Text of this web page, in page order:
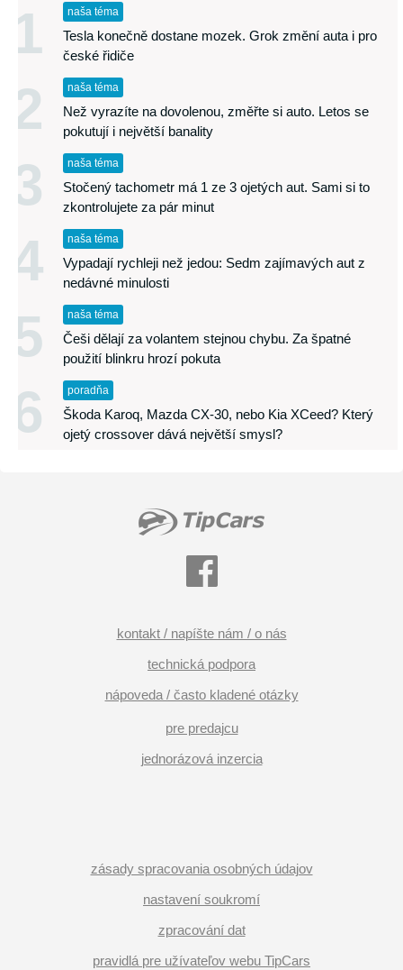
1 naša téma
Tesla konečně dostane mozek. Grok změní auta i pro
české řidiče
2 naša téma
Než vyrazíte na dovolenou, změřte si auto. Letos se
pokutují i největší banality
3 naša téma
Stočený tachometr má 1 ze 3 ojetých aut. Sami si to
zkontrolujete za pár minut
4 naša téma
Vypadají rychleji než jedou: Sedm zajímavých aut z
nedávné minulosti
5 naša téma
Češi dělají za volantem stejnou chybu. Za špatné
použití blinkru hrozí pokuta
6 poradňa
Škoda Karoq, Mazda CX-30, nebo Kia XCeed? Který
ojetý crossover dává největší smysl?
kontakt / napíšte nám / o nás
technická podpora
nápoveda / často kladené otázky
pre predajcu
jednorázová inzercia
zásady spracovania osobných údajov
nastavení soukromí
zpracování dat
pravidlá pre užívateľov webu TipCars